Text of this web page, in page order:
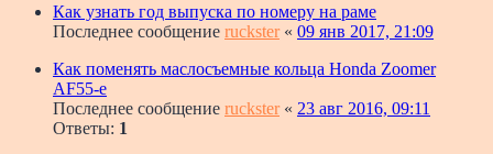
Как узнать год выпуска по номеру на раме
Последнее сообщение ruckster« 09 янв 2017, 21:09
Как поменять маслосъемные кольца Honda Zoomer
AF55-e
Последнее сообщение ruckster« 23 авг 2016, 09:11
Ответы: 1